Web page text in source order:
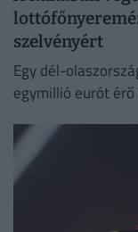
szelvényért
Egy dél-
egymillió eurót
hulladékhegyben.